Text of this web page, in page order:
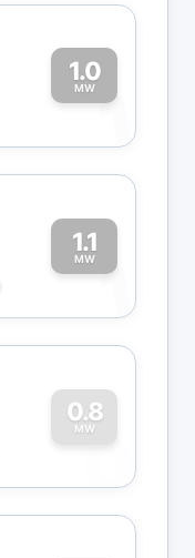
1.0
MW1
1.1
MW1
0.8
MW
0